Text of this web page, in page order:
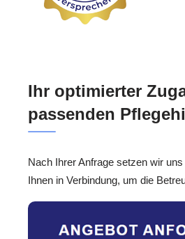
Ihr optimierter
passenden
Nach Ihrer Anfrage setzen wir uns
Ihnen in Verbindung, um die